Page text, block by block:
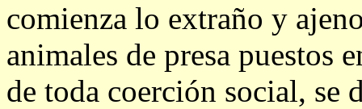
comienza lo extraño y
animales de presa puestos
de toda coerción social, se